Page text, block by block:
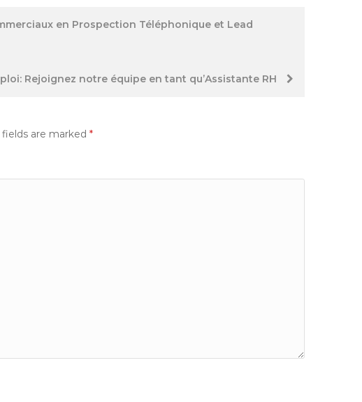
en Prospection Téléphonique et Lead
Rejoignez notre équipe en tant qu’Assistante RH
are marked *